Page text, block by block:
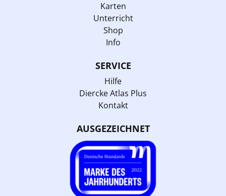
Karten
Unterricht
Shop
Info
SERVICE
Hilfe
Diercke Atlas Plus
Kontakt
AUSGEZEICHNET